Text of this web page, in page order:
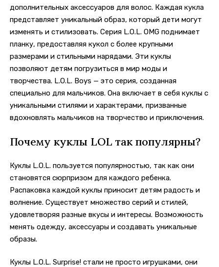
дополнительных аксессуаров для волос. Каждая кукла
представляет уникальный образ, который дети могут
изменять и стилизовать. Серия L.O.L. OMG поднимает
планку, предоставляя кукол с более крупными
размерами и стильными нарядами. Эти куклы
позволяют детям погрузиться в мир моды и
творчества. L.O.L. Boys — это серия, созданная
специально для мальчиков. Она включает в себя куклы с
уникальными стилями и характерами, призванные
вдохновлять мальчиков на творчество и приключения.
Почему куклы LOL так популярны?
Куклы L.O.L. пользуется популярностью, так как они
становятся сюрпризом для каждого ребенка.
Распаковка каждой куклы приносит детям радость и
волнение. Существует множество серий и стилей,
удовлетворяя разные вкусы и интересы. Возможность
менять одежду, аксессуары и создавать уникальные
образы.
Куклы L.O.L. Surprise! стали не просто игрушками, они